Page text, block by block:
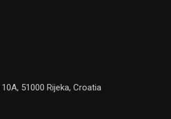
51000 Rijeka, Croatia